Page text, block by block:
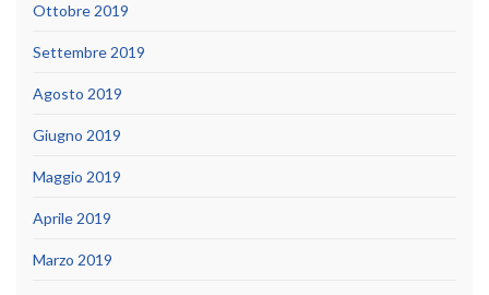
Ottobre 2019
Settembre 2019
Agosto 2019
Giugno 2019
Maggio 2019
Aprile 2019
Marzo 2019